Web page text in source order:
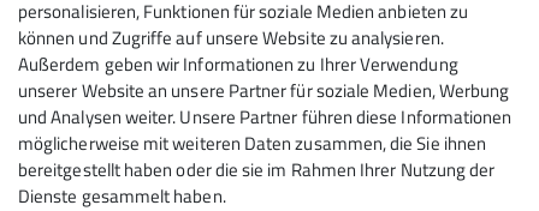
heilbronn.de
personalisieren, Funktionen für soziale Medien anbieten zu
können und Zugriffe auf unsere Website zu analysieren.
Außerdem geben wir Informationen zu Ihrer Verwendung
unserer Website an unsere Partner für soziale Medien, Werbung
und Analysen weiter. Unsere Partner führen diese Informationen
möglicherweise mit weiteren Daten zusammen, die Sie ihnen
bereitgestellt haben oder die sie im Rahmen Ihrer Nutzung der
Dienste gesammelt haben.